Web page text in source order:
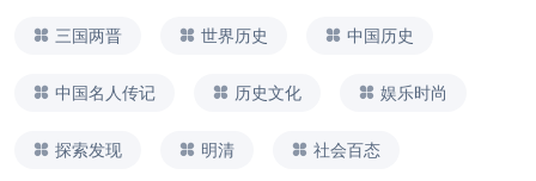
三国两晋 世界历史 中国历史
中国名人传记 历史文化 娱乐时尚
探索发现 明清 社会百态